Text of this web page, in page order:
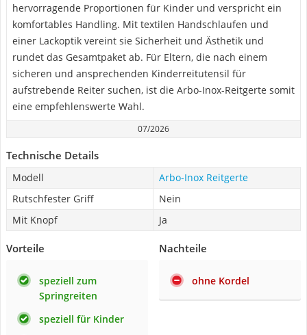
hervorragende Proportionen für Kinder und verspricht ein
komfortables Handling. Mit textilen Handschlaufen und
einer Lackoptik vereint sie Sicherheit und Ästhetik und
rundet das Gesamtpaket ab. Für Eltern, die nach einem
sicheren und ansprechenden Kinderreitutensil für
aufstrebende Reiter suchen, ist die Arbo-Inox-Reitgerte somit
eine empfehlenswerte Wahl.
07/2026
Technische Details
Modell
Arbo-Inox Reitgerte
Rutschfester Griff
Nein
Mit Knopf
Ja
Vorteile
speziell zum
Springreiten
speziell für Kinder
Nachteile
ohne Kordel